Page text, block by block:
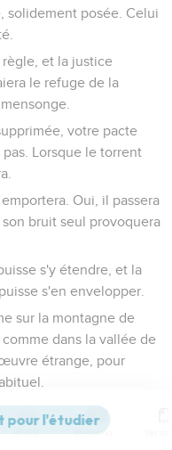
solidement posée. Celui
et la justice
le refuge de la
votre pacte
Lorsque le torrent
Oui, il passera
bruit seul provoquera
s'y étendre, et la
s'en envelopper.
sur la montagne de
dans la vallée de
étrange, pour
sinon votre
tout le pays est
Strong